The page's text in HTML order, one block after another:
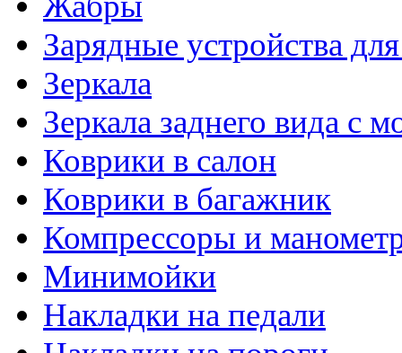
Зарядные устройства
Зеркала
Зеркала заднего вида с
Коврики в салон
Коврики в багажник
Компрессоры и
Минимойки
Накладки на педали